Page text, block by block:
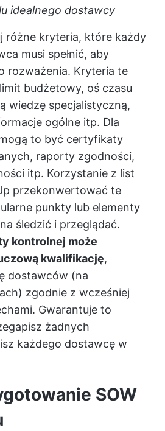
idealnego dostawcy
różne kryteria, które każdy
musi spełnić, aby
rozważenia. Kryteria te
budżetowy, oś czasu
wiedzę specjalistyczną,
ogólne itp. Dla
to być certyfikaty
raporty zgodności,
itp. Korzystanie z list
przekonwertować te
punkty lub elementy
śledzić i przeglądać.
kontrolnej może
kwalifikację,
dostawców (na
zgodnie z wcześniej
Gwarantuje to
żadnych
każdego dostawcę w
SOW